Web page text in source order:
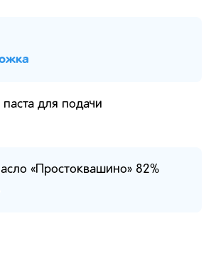
для подачи
«Простоквашино» 82%